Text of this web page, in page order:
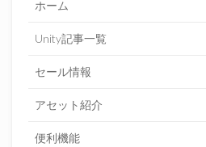
ホーム
Unity記事一覧
セール情報
アセット紹介
便利機能